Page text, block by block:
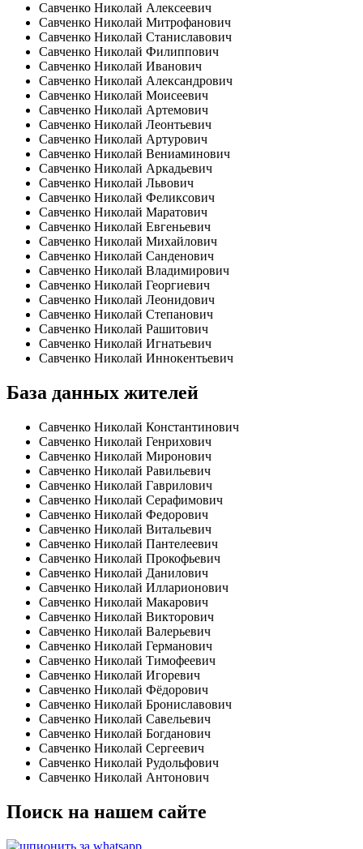
Савченко Николай Алексеевич
Савченко Николай Митрофанович
Савченко Николай Станиславович
Савченко Николай Филиппович
Савченко Николай Иванович
Савченко Николай Александрович
Савченко Николай Моисеевич
Савченко Николай Артемович
Савченко Николай Леонтьевич
Савченко Николай Артурович
Савченко Николай Вениаминович
Савченко Николай Аркадьевич
Савченко Николай Львович
Савченко Николай Феликсович
Савченко Николай Маратович
Савченко Николай Евгеньевич
Савченко Николай Михайлович
Савченко Николай Санденович
Савченко Николай Владимирович
Савченко Николай Георгиевич
Савченко Николай Леонидович
Савченко Николай Степанович
Савченко Николай Рашитович
Савченко Николай Игнатьевич
Савченко Николай Иннокентьевич
База данных жителей
Савченко Николай Константинович
Савченко Николай Генрихович
Савченко Николай Миронович
Савченко Николай Равильевич
Савченко Николай Гаврилович
Савченко Николай Серафимович
Савченко Николай Федорович
Савченко Николай Витальевич
Савченко Николай Пантелеевич
Савченко Николай Прокофьевич
Савченко Николай Данилович
Савченко Николай Илларионович
Савченко Николай Макарович
Савченко Николай Викторович
Савченко Николай Валерьевич
Савченко Николай Германович
Савченко Николай Тимофеевич
Савченко Николай Игоревич
Савченко Николай Фёдорович
Савченко Николай Брониславович
Савченко Николай Савельевич
Савченко Николай Богданович
Савченко Николай Сергеевич
Савченко Николай Рудольфович
Савченко Николай Антонович
Поиск на нашем сайте